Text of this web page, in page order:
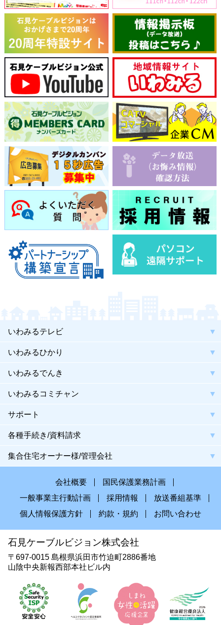
いわみるテレビ
いわみるひかり
いわみるでんき
いわみるコミチャン
サポート
各種手続き/資料請求
集合住宅オーナー様/管理会社
会社概要
国民保護業務計画
一般事業主行動計画
採用情報
放送番組基準
個人情報保護方針
約款・規約 お問い合わせ
石見ケーブルビジョン株式会社
〒697-0015 島根県浜田市竹迫町2886番地
山陰中央新報西部本社ビル内